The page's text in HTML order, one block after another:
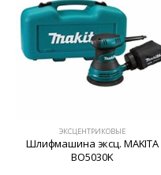
ЭКСЦЕНТРИКОВЫЕ
Шлифмашина эксц. MAKITA
BO5030K